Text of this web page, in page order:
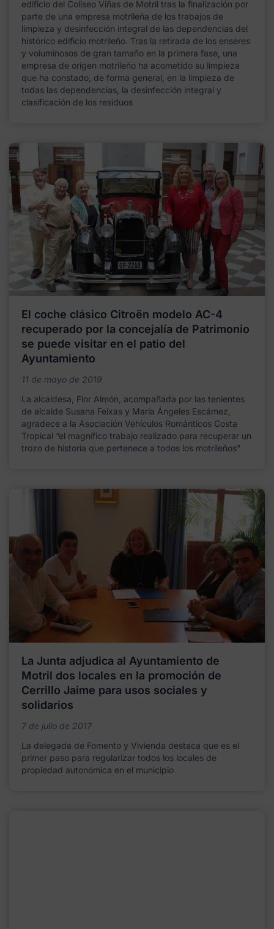
edificio del Coliseo Viñas de Motril tras la finalización por
parte de una empresa motrileña de los trabajos de
limpieza y desinfección integral de las dependencias del
histórico edificio motrileño. Tras la retirada de los enseres
y voluminosos de gran tamaño en la primera fase, una
empresa de origen motrileño ha acometido su limpieza
que ha constado, de forma general, en la limpieza de
todas las dependencias, la desinfección integral y
clasificación de los residuos
El coche clásico Citroën modelo AC-4
recuperado por la concejalía de Patrimonio
se puede visitar en el patio del
Ayuntamiento
11 de mayo de 2019
La alcaldesa, Flor Almón, acompañada por las tenientes
de alcalde Susana Feixas y María Ángeles Escámez,
agradece a la Asociación Vehículos Románticos Costa
Tropical “el magnífico trabajo realizado para recuperar un
trozo de historia que pertenece a todos los motrileños”
La Junta adjudica al Ayuntamiento de
Motril dos locales en la promoción de
Cerrillo Jaime para usos sociales y
solidarios
7 de julio de 2017
La delegada de Fomento y Vivienda destaca que es el
primer paso para regularizar todos los locales de
propiedad autonómica en el municipio